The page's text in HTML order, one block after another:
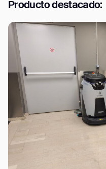
Producto destacado: